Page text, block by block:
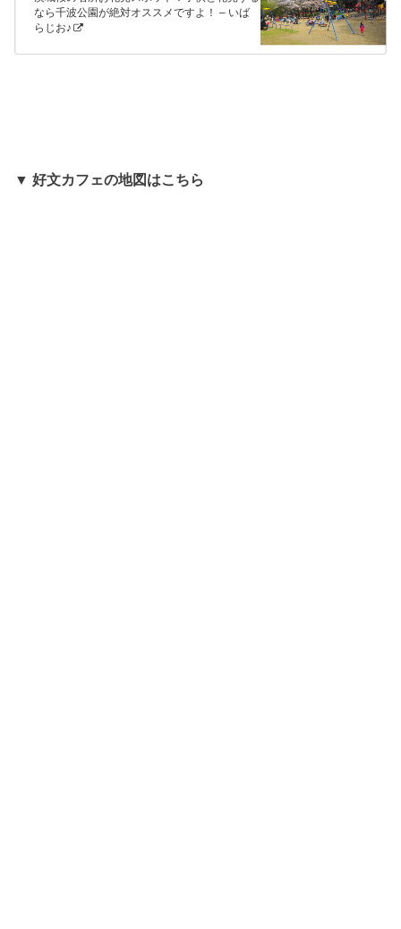
なら千波公園が絶対オススメですよ！ – いば
らじお♪
▼好文カフェの地図はこちら